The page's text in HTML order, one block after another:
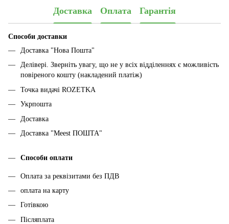
Доставка Оплата Гарантія
Способи доставки
Доставка "Нова Пошта"
Делівері. Зверніть увагу, що не у всіх відділеннях є можливість
повіреного кошту (накладений платіж)
Точка видачі ROZETKA
Укрпошта
Доставка
Доставка "Meest ПОШТА"
Способи оплати
Оплата за реквізитами без ПДВ
оплата на карту
Готівкою
Післяплата